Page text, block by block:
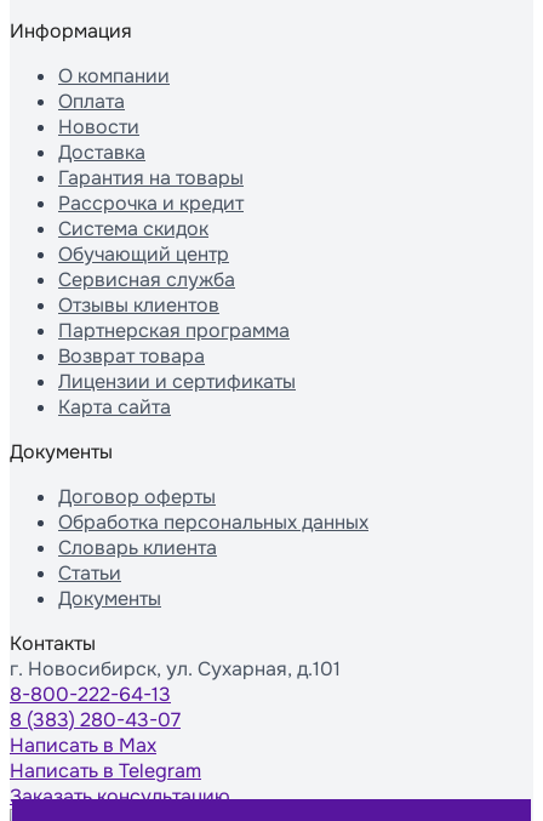
Информация
О компании
Оплата
Новости
Доставка
Гарантия на товары
Рассрочка и кредит
Система скидок
Обучающий центр
Сервисная служба
Отзывы клиентов
Партнерская программа
Возврат товара
Лицензии и сертификаты
Карта сайта
Документы
Договор оферты
Обработка персональных данных
Словарь клиента
Статьи
Документы
Контакты
г. Новосибирск, ул. Сухарная, д.101
8-800-222-64-13
8 (383) 280-43-07
Написать в Max
Написать в Telegram
Заказать консультацию